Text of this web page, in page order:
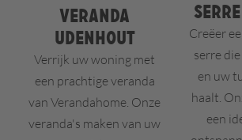
Veranda
Udenhout
Verrijk uw woning met
een prachtige veranda
van Verandahome. Onze
veranda's maken van uw
Creëer
serre
en uw
haalt.
een